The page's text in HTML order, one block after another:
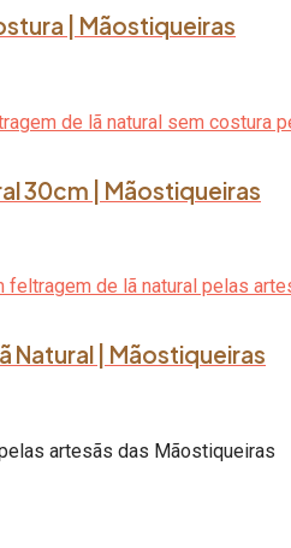
| Mãostiqueiras
30cm | Mãostiqueiras
Natural | Mãostiqueiras